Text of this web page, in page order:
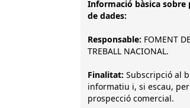
Informació bàsica sobre
de dades:
Responsable: FOMENT
TREBALL NACIONAL.
Finalitat: Subscripció al
informatiu i, si escau,
prospecció comercial.